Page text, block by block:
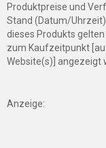
Produktpreise und
Stand (Datum/
dieses Produkts
zum Kaufzeitpunkt
Website(s)] angezeigt
Anzeige: